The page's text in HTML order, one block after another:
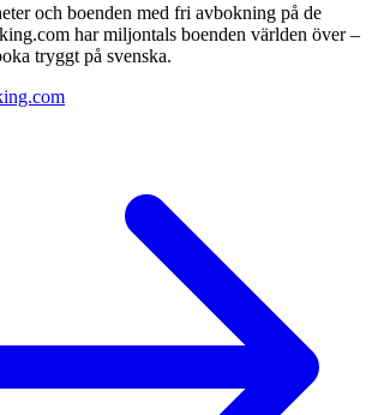
och boenden med fri avbokning på de
har miljontals boenden världen över –
tryggt på svenska.